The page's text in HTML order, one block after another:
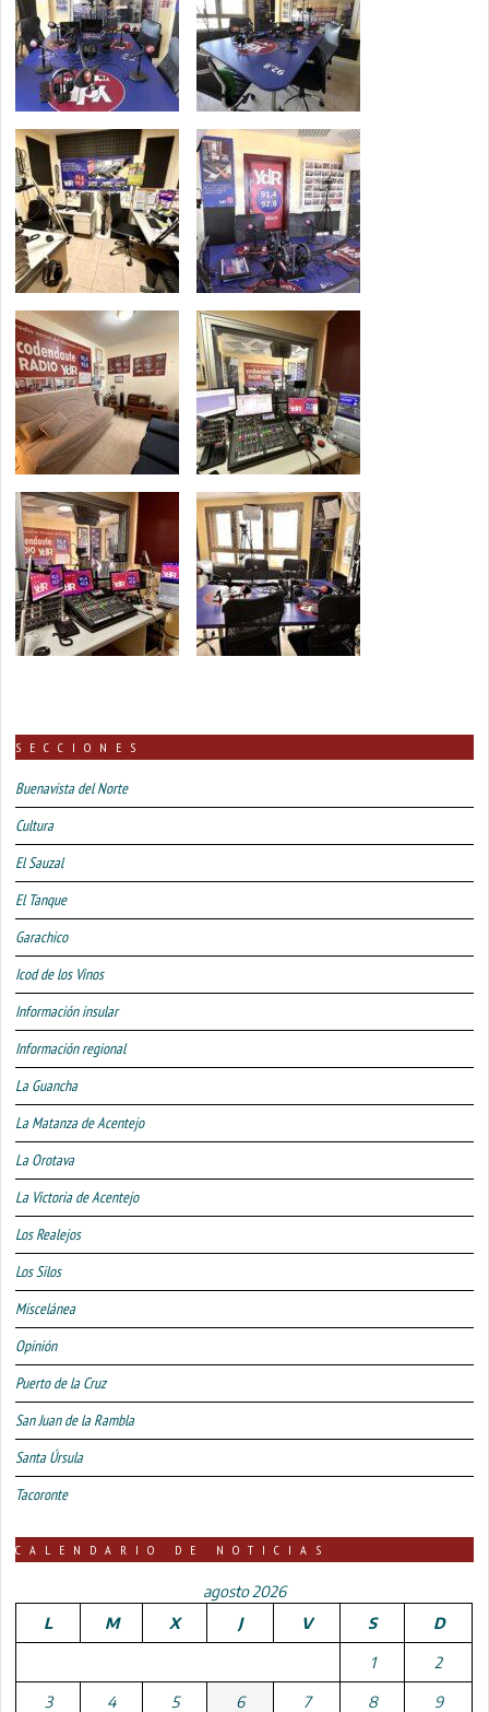
SECCIONES
Buenavista del Norte
Cultura
El Sauzal
El Tanque
Garachico
Icod de los Vinos
Información insular
Información regional
La Guancha
La Matanza de Acentejo
La Orotava
La Victoria de Acentejo
Los Realejos
Los Silos
Miscelánea
Opinión
Puerto de la Cruz
San Juan de la Rambla
Santa Úrsula
Tacoronte
CALENDARIO DE NOTICIAS
agosto 2026
L
M X J V S D
1 2
3 4 5 6 7 8 9